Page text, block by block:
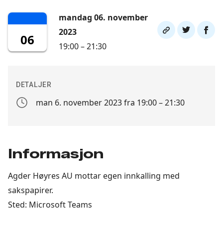
06
mandag 06. november
2023
19:00 – 21:30
Del
link
Del
på
Del
på
DETALJER
Arrangement
man 6. november 2023 fra 19:00 – 21:30
Informasjon
Agder Høyres AU mottar egen innkalling med
sakspapirer.
Sted: Microsoft Teams